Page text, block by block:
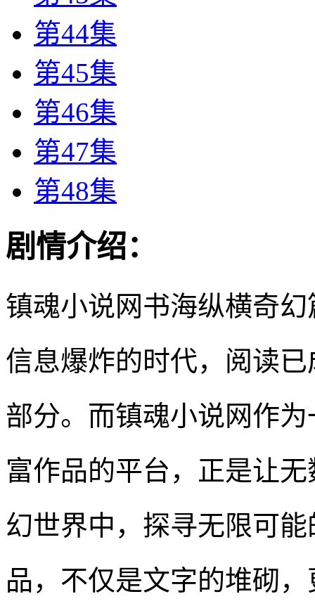
第44集
第45集
第46集
第47集
第48集
剧情介绍：
镇魂小说网书海纵横奇
信息爆炸的时代，阅读
部分。而镇魂小说网作
富作品的平台，正是让
幻世界中，探寻无限可
品，不仅是文字的堆砌